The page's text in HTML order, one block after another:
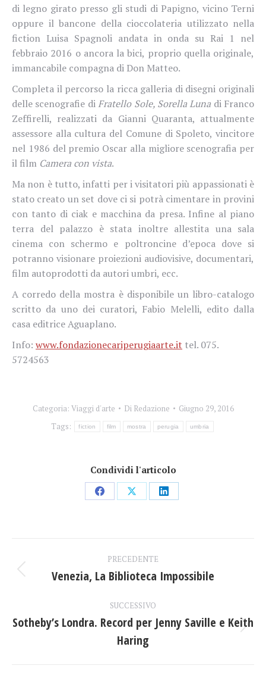
di legno girato presso gli studi di Papigno, vicino Terni
oppure il bancone della cioccolateria utilizzato nella
fiction Luisa Spagnoli andata in onda su Rai 1 nel
febbraio 2016 o ancora la bici, proprio quella originale,
immancabile compagna di Don Matteo.
Completa il percorso la ricca galleria di disegni originali
delle scenografie diFratello Sole, Sorella Luna di Franco
Zeffirelli, realizzati da Gianni Quaranta, attualmente
assessore alla cultura del Comune di Spoleto, vincitore
nel 1986 del premio Oscar alla migliore scenografia per
il film Camera con vista.
Ma non è tutto, infatti per i visitatori più appassionati è
stato creato un set dove ci si potrà cimentare in provini
con tanto di ciak e macchina da presa. Infine al piano
terra del palazzo è stata inoltre allestita una sala
cinema con schermo e poltroncine d’epoca dove si
potranno visionare proiezioni audiovisive, documentari,
film autoprodotti da autori umbri, ecc.
A corredo della mostra è disponibile un libro-catalogo
scritto da uno dei curatori, Fabio Melelli, edito dalla
casa editrice Aguaplano.
Info: www.fondazionecariperugiaarte.it tel. 075.
5724563
Categoria: Viaggi d'arte Di Redazione
Giugno 29, 2016
Tags:
fiction film mostra perugia umbria
Condividi l'articolo
CondividiCondividiCondividi
tra
post
PRECEDENTE
Post
Venezia, La Biblioteca Impossibile
SUCCESSIVO
Prossimo
post:
Sotheby’s Londra. Record per Jenny Saville e Keith
Haring